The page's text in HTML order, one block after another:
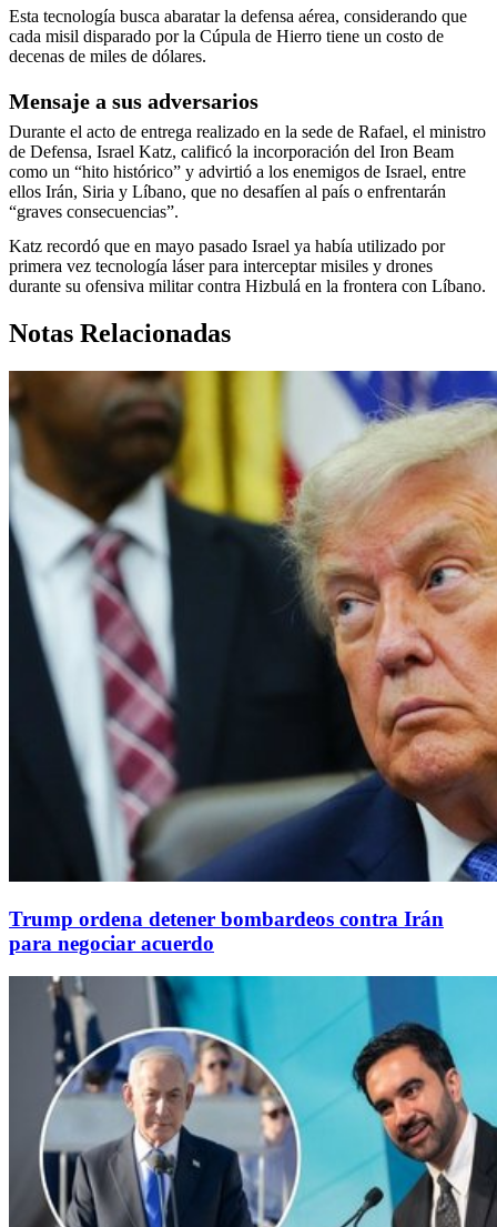
Esta tecnología busca abaratar la defensa aérea, considerando que
cada misil disparado por la Cúpula de Hierro tiene un costo de
decenas de miles de dólares.
Mensaje a sus adversarios
Durante el acto de entrega realizado en la sede de Rafael, el ministro
de Defensa, Israel Katz, calificó la incorporación del Iron Beam
como un “hito histórico” y advirtió a los enemigos de Israel, entre
ellos Irán, Siria y Líbano, que no desafíen al país o enfrentarán
“graves consecuencias”.
Katz recordó que en mayo pasado Israel ya había utilizado por
primera vez tecnología láser para interceptar misiles y drones
durante su ofensiva militar contra Hizbulá en la frontera con Líbano.
Notas Relacionadas
Trump ordena detener bombardeos contra Irán
para negociar acuerdo